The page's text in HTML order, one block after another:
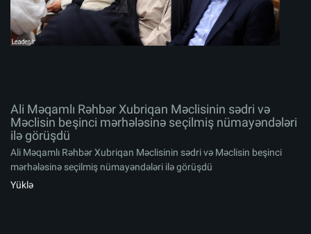
Ali Məqamlı Rəhbər Xubriqan Məclisinin sədri və
Məclisin beşinci mərhələsinə seçilmiş nümayəndələri
ilə görüşdü
Ali Məqamlı Rəhbər Xubriqan Məclisinin sədri və Məclisin beşinci
mərhələsinə seçilmiş nümayəndələri ilə görüşdü
Yüklə